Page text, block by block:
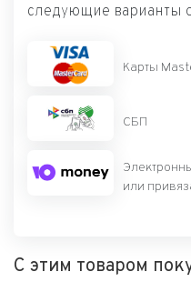
следующие варианты
Карты
СБП
или
С этим товаром